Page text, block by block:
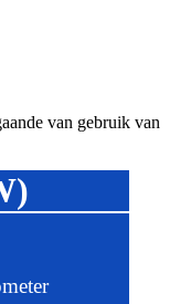
van gebruik van